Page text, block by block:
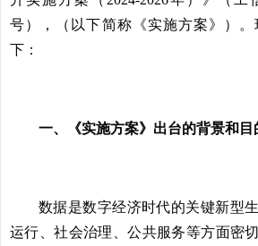
号），（以下简称《实施方案》）
下：
一、《实施方案》出台的背景和目
数据是数字经济时代的关键新型
运行、社会治理、公共服务等方面密